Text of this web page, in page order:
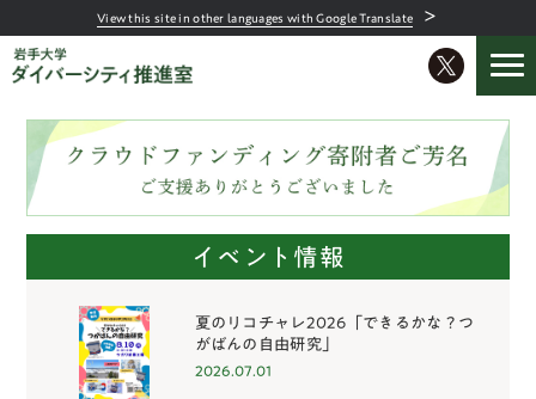
View this site in other languages with Google Translate ＞
イベント情報
夏のリコチャレ2026「できるかな？つ
がばんの自由研究」
2026.07.01